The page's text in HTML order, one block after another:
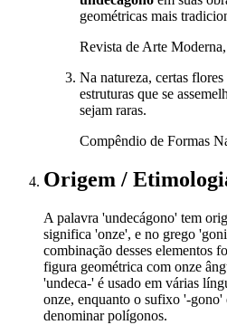
geométricas mais
Revista de Arte
Na natureza, certas
estruturas que se
sejam raras.
Compêndio de Formas
Origem /
A palavra 'undecágono' tem
significa 'onze', e no grego
combinação desses elementos
figura geométrica com onze
'undeca-' é usado em várias
onze, enquanto o sufixo '-gono'
denominar polígonos.